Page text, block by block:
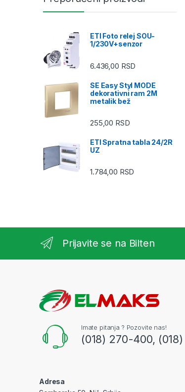
ETI Foto relej SOU-
1/230V+senzor
6.436,00 RSD
SE Easy Styl MODE
dekorativni ram 2M
metalik bež
255,00 RSD
ETI Spratna tabla 24/2R
UZ
1.784,00 RSD
Prijavite se na Bilten
Imate pitanja ? Pozovite nas!
(018) 270-400,
Adresa